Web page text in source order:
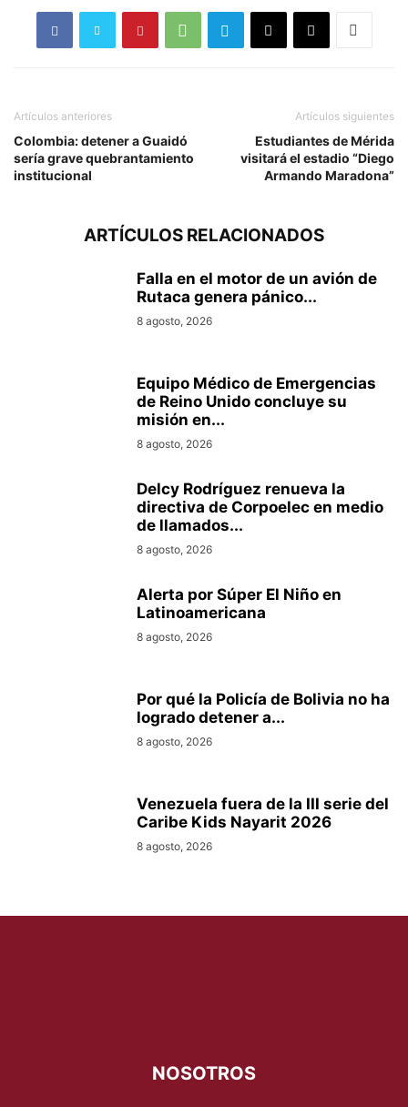
Artículos anteriores
Colombia: detener a Guaidó
sería grave quebrantamiento
institucional
Artículos siguientes
Estudiantes de Mérida
visitará el estadio “Diego
Armando Maradona”
ARTÍCULOS RELACIONADOS
Falla en el motor de un avión de
Rutaca genera pánico...
8 agosto, 2026
Equipo Médico de Emergencias
de Reino Unido concluye su
misión en...
8 agosto, 2026
Delcy Rodríguez renueva la
directiva de Corpoelec en medio
de llamados...
8 agosto, 2026
Alerta por Súper El Niño en
Latinoamericana
8 agosto, 2026
Por qué la Policía de Bolivia no ha
logrado detener a...
8 agosto, 2026
Venezuela fuera de la III serie del
Caribe Kids Nayarit 2026
8 agosto, 2026
NOSOTROS